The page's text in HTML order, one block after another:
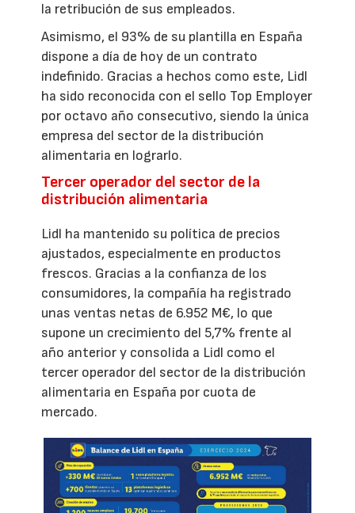
la retribución de sus empleados.
Asimismo, el 93% de su plantilla en España
dispone a día de hoy de un contrato
indefinido. Gracias a hechos como este, Lidl
ha sido reconocida con el sello Top Employer
por octavo año consecutivo, siendo la única
empresa del sector de la distribución
alimentaria en lograrlo.
Tercer operador del sector de la
distribución alimentaria
Lidl ha mantenido su política de precios
ajustados, especialmente en productos
frescos. Gracias a la confianza de los
consumidores, la compañía ha registrado
unas ventas netas de 6.952 M€, lo que
supone un crecimiento del 5,7% frente al
año anterior y consolida a Lidl como el
tercer operador del sector de la distribución
alimentaria en España por cuota de
mercado.